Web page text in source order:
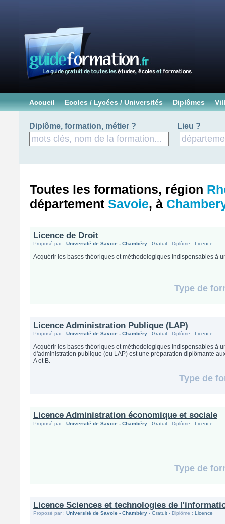
Accueil Ecoles / Lycées / Universités Diplômes
Diplôme, formation, métier ? Lieu ?
Toutes les formations, région
département Savoie, à
Licence de Droit
Proposé par : Université de Savoie - Chambéry - Gratuit - Diplôme : Licence
Acquérir les bases théoriques et méthodologiques indispensables à
Type de
Licence Administration Publique (LAP)
Proposé par : Université de Savoie - Chambéry - Gratuit - Diplôme : Licence
Acquérir les bases théoriques et méthodologiques indispensables à
d'administration publique (ou LAP) est une préparation diplômante
A et B.
Type de
Licence Administration économique et sociale
Proposé par : Université de Savoie - Chambéry - Gratuit - Diplôme : Licence
Type de
Licence Sciences et technologies de
Proposé par : Université de Savoie - Chambéry - Gratuit - Diplôme : Licence